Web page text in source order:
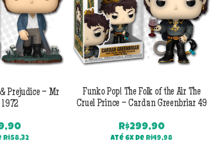
Prejudice – Mr
R$58,32
Funko Pop! The Folk of the Air The
Cruel Prince – Cardan Greenbriar 49
R$299,90
Até 6x de R$49,98